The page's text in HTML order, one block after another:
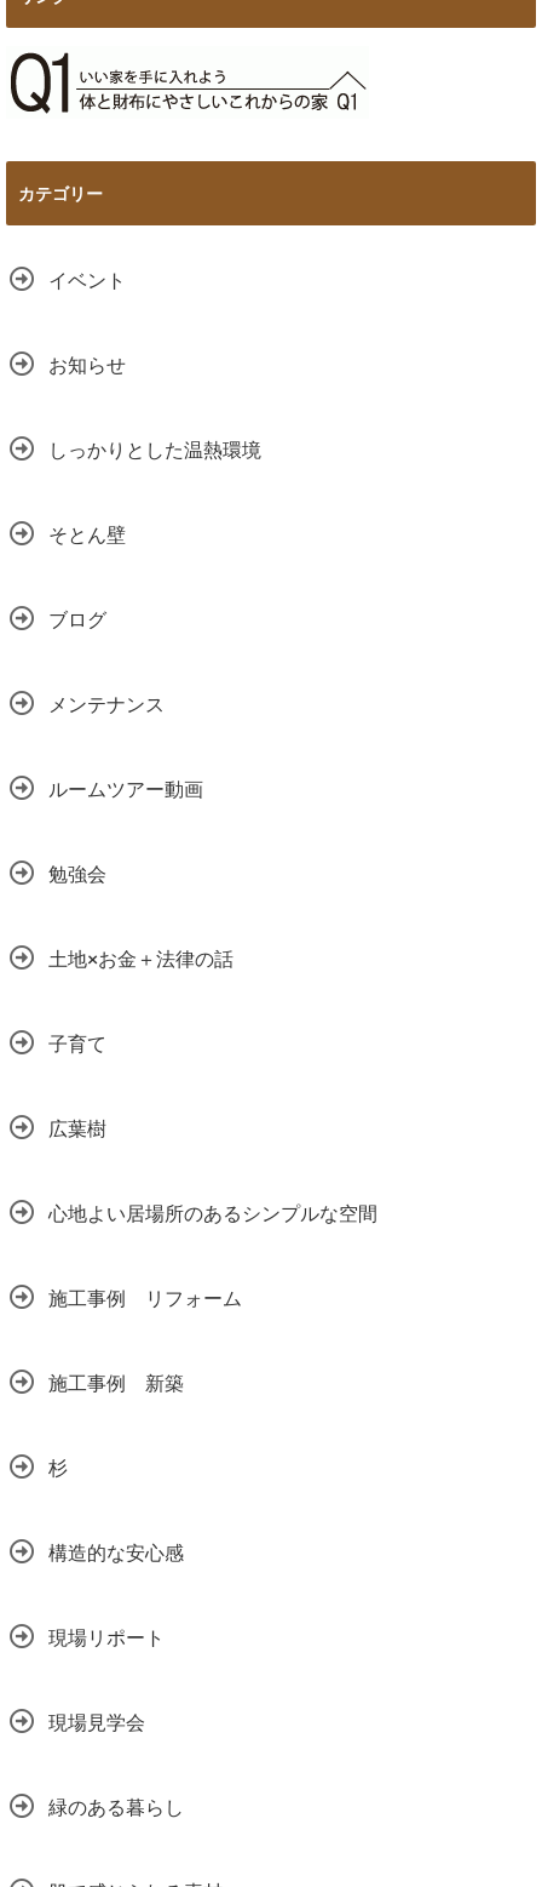
カテゴリー
イベント
お知らせ
しっかりとした温熱環境
そとん壁
ブログ
メンテナンス
ルームツアー動画
勉強会
土地×お金＋法律の話
子育て
広葉樹
心地よい居場所のあるシンプルな空間
施工事例 リフォーム
施工事例 新築
杉
構造的な安心感
現場リポート
現場見学会
緑のある暮らし